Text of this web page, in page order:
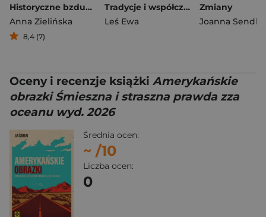
Historyczne bzdury o średniowieczu. Jak naprawdę żyło się w czasach dam i rycerzy?
Anna Zielińska
8,4 (7)
Tradycje i współczesność polskiej samoorganizacji obywatelskiej. Wybrane wątki z dziejów instytucji
Leś Ewa
Zmiany
Joanna
Oceny i recenzje książki Amerykańskie
obrazki Śmieszna i straszna prawda zza
oceanu wyd. 2026
Średnia ocen:
~ /10
Liczba ocen:
0